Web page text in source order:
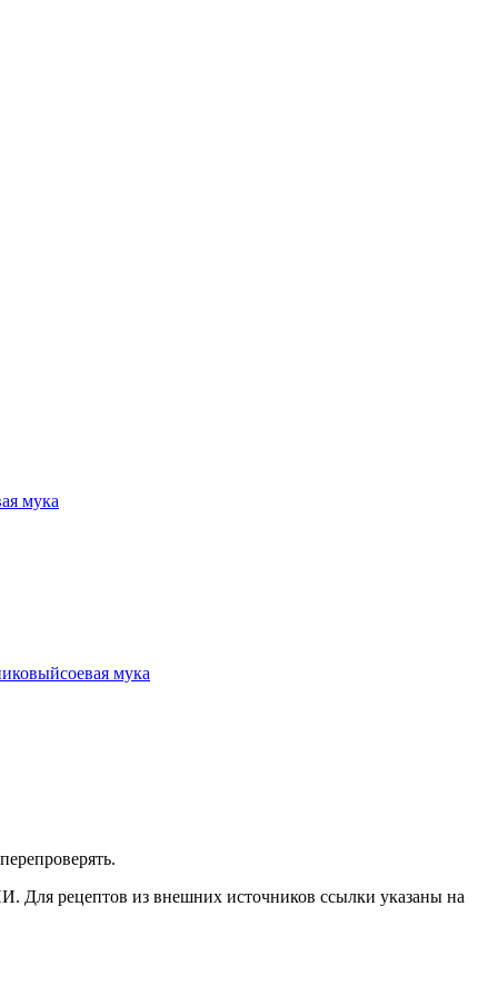
мука
соевая мука
Для рецептов из внешних источников ссылки указаны на